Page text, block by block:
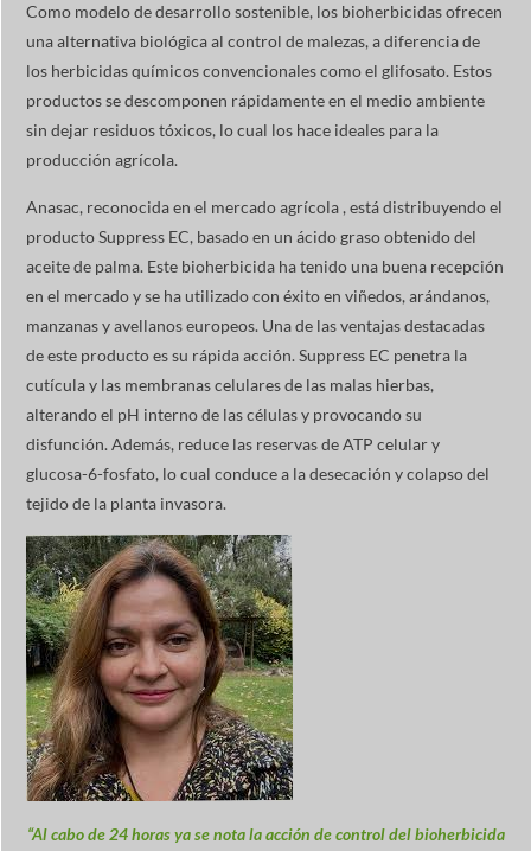
Como modelo de desarrollo sostenible, los bioherbicidas ofrecen
una alternativa biológica al control de malezas, a diferencia de
los herbicidas químicos convencionales como el glifosato. Estos
productos se descomponen rápidamente en el medio ambiente
sin dejar residuos tóxicos, lo cual los hace ideales para la
producción agrícola.
Anasac, reconocida en el mercado agrícola , está distribuyendo el
producto Suppress EC, basado en un ácido graso obtenido del
aceite de palma. Este bioherbicida ha tenido una buena recepción
en el mercado y se ha utilizado con éxito en viñedos, arándanos,
manzanas y avellanos europeos. Una de las ventajas destacadas
de este producto es su rápida acción. Suppress EC penetra la
cutícula y las membranas celulares de las malas hierbas,
alterando el pH interno de las células y provocando su
disfunción. Además, reduce las reservas de ATP celular y
glucosa-6-fosfato, lo cual conduce a la desecación y colapso del
tejido de la planta invasora.
“Al cabo de 24 horas ya se nota la acción de control del bioherbicida